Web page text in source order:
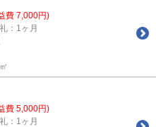
費 7,000円)
：1ヶ月
費 5,000円)
：1ヶ月